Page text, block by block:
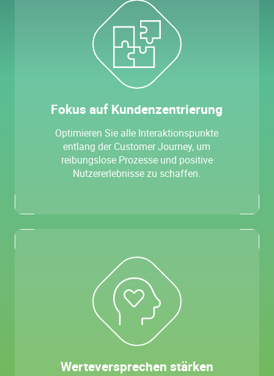
Fokus auf Kundenzentrierung
Optimieren Sie alle Interaktionspunkte
entlang der Customer Journey, um
reibungslose Prozesse und positive
Nutzererlebnisse zu schaffen.
Werteversprechen stärken